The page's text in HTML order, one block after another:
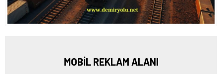
MOBİL REKLAM ALANI